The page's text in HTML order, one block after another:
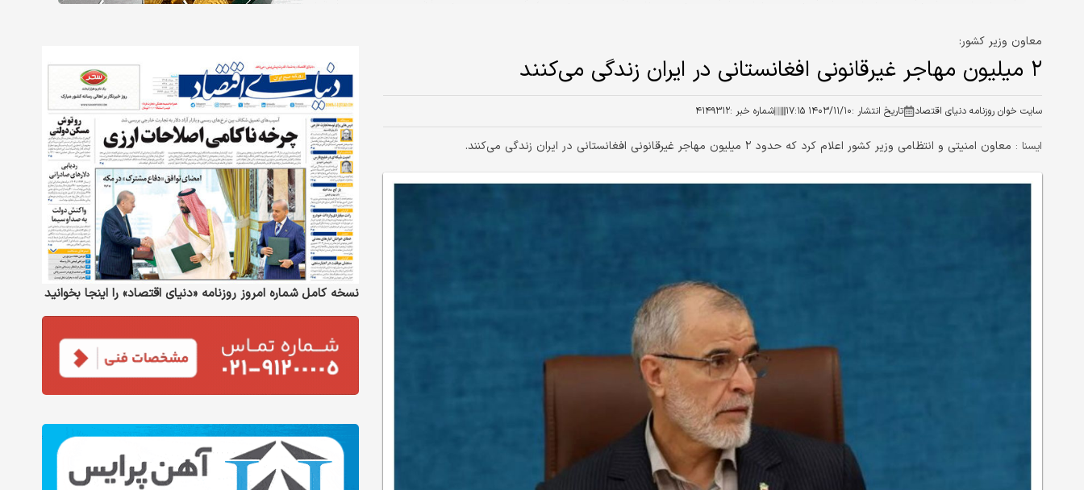
معاون وزیر کشور:
۲ میلیون مهاجر غیرقانونی افغانستانی در ایران زندگی می‌کنند
سایت خوان روزنامه دنیای اقتصاد تاریخ انتشار :۱۴۰۳/۱۱/۱۰ ۱۷:۱۵ شماره خبر :۴۱۴۹۳۱۲
ايسنا : معاون امنیتی و انتظامی وزیر کشور اعلام کرد که حدود ۲ میلیون مهاجر غیرقانونی افغانستانی در ایران زندگی می‌کنند.
نسخه کامل شماره امروز روزنامه «دنیای‌ اقتصاد» را اینجا بخوانید